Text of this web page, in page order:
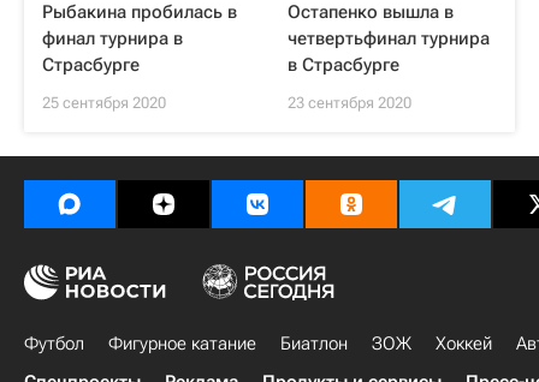
Рыбакина пробилась в
финал турнира в
Страсбурге
25 сентября 2020
Остапенко вышла в
четвертьфинал турнира
в Страсбурге
23 сентября 2020
Футбол Фигурное катание Биатлон ЗОЖ Хоккей